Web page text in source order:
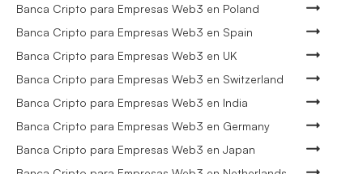
Banca Cripto para Empresas Web3 en Poland
Banca Cripto para Empresas Web3 en Spain
Banca Cripto para Empresas Web3 en UK
Banca Cripto para Empresas Web3 en Switzerland
Banca Cripto para Empresas Web3 en India
Banca Cripto para Empresas Web3 en Germany
Banca Cripto para Empresas Web3 en Japan